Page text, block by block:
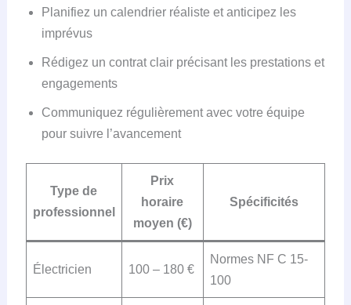
Planifiez un calendrier réaliste et anticipez les
imprévus
Rédigez un contrat clair précisant les prestations et
engagements
Communiquez régulièrement avec votre équipe
pour suivre l’avancement
Type de
professionnel
Prix
horaire
moyen (€)
Spécificités
Électricien 100 – 180 €
Normes NF C 15-
100